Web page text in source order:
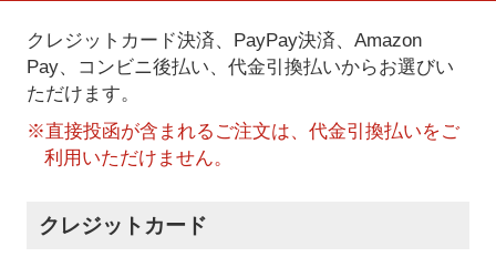
クレジットカード決済、PayPay決済、Amazon
Pay、コンビニ後払い、代金引換払いからお選びい
ただけます。
※直接投函が含まれるご注文は、代金引換払いをご
利用いただけません。
クレジットカード